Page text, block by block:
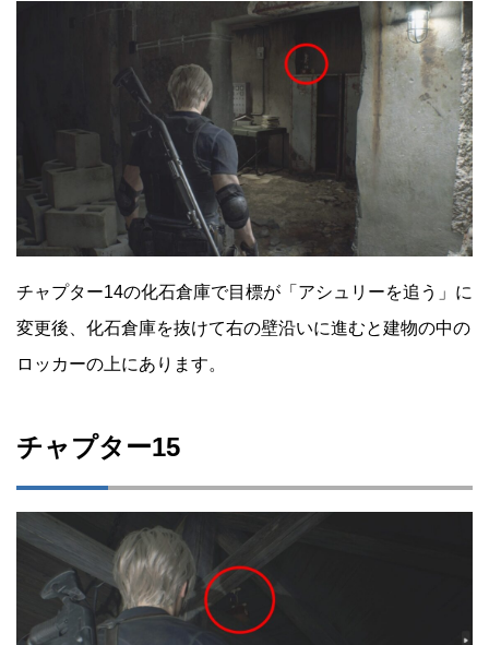
チャプター14の化石倉庫で目標が「アシュリーを追う」に
変更後、化石倉庫を抜けて右の壁沿いに進むと建物の中の
ロッカーの上にあります。
チャプター15